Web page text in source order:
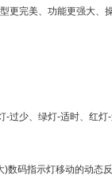
完美、功能更强大、
过少、绿灯-适时、红灯
数码指示灯移动的动态